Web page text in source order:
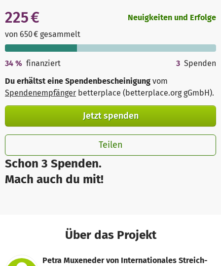
Schon 3 Spenden.
Mach auch du mit!
225 €
von 650 € gesammelt
Neuigkeiten und Erfolge
34 % finanziert 3 Spenden
Du erhältst eine Spendenbescheinigung vom
Spendenempfänger betterplace (betterplace.org gGmbH).
Jetzt spenden
Teilen
Über das Projekt
Petra Muxeneder von Internationales Streich-